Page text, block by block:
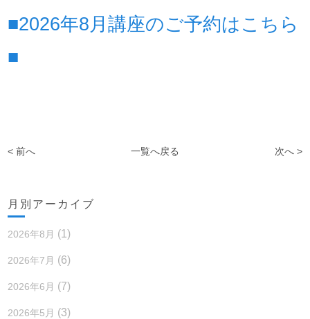
■2026年8月講座のご予約はこちら
■
< 前へ 一覧へ戻る 次へ >
月別アーカイブ
2026年8月 (1)
2026年7月 (6)
2026年6月 (7)
2026年5月 (3)